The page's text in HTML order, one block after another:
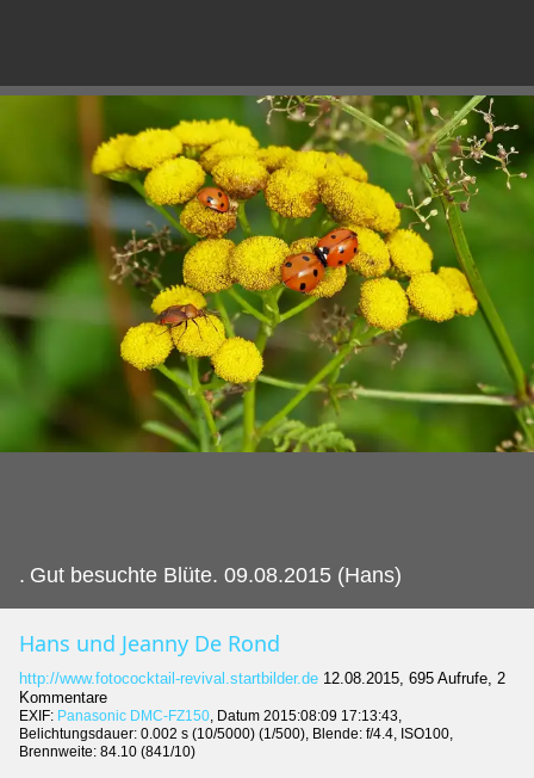
. Gut besuchte Blüte. 09.08.2015 (Hans)
Hans und Jeanny De Rond
http://www.fotococktail-revival.startbilder.de 12.08.2015, 695 Aufrufe, 2
Kommentare
EXIF: Panasonic DMC-FZ150, Datum 2015:08:09 17:13:43,
Belichtungsdauer: 0.002 s (10/5000) (1/500), Blende: f/4.4, ISO100,
Brennweite: 84.10 (841/10)